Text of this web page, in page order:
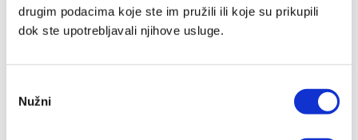
drugim podacima koje ste im pružili ili koje su prikupili
dok ste upotrebljavali njihove usluge.
pristanka
Nužni
Gospa s djetetom